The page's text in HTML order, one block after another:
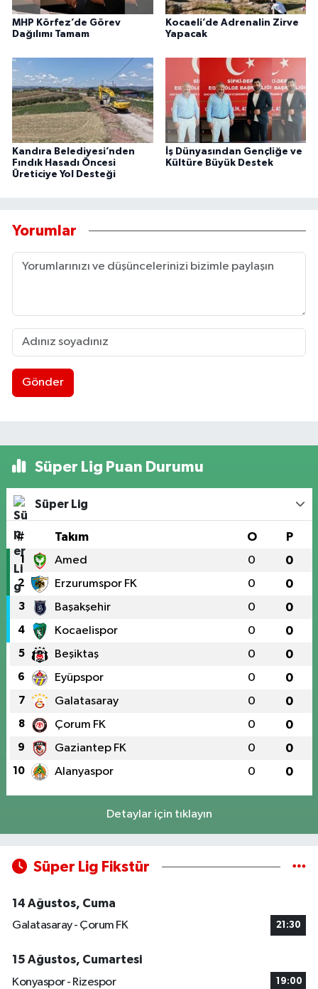
MHP Körfez’de Görev
Dağılımı Tamam
Kocaeli’de Adrenalin Zirve
Yapacak
Kandıra Belediyesi’nden
Fındık Hasadı Öncesi
Üreticiye Yol Desteği
İş Dünyasından Gençliğe ve
Kültüre Büyük Destek
Yorumlar
Gönder
Süper Lig Puan Durumu
Süper Lig
# Takım O P
1 Amed 0 0
2 Erzurumspor FK 0 0
3 Başakşehir 0 0
4 Kocaelispor 0 0
5 Beşiktaş 0 0
6 Eyüpspor 0 0
7 Galatasaray 0 0
8 Çorum FK 0 0
9 Gaziantep FK 0 0
10 Alanyaspor 0 0
Detaylar için tıklayın
Süper Lig Fikstür
14 Ağustos, Cuma
Galatasaray - Çorum FK
21:30
15 Ağustos, Cumartesi
Konyaspor - Rizespor
19:00